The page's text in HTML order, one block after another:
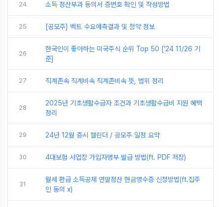
24 소득 정산부과 동의서 증번호 확인 및 작성방법
25 [공모주] 벡트 수요예측결과 및 청약 정보
26
한국인이 좋아하는 미국주식 순위 Top 50 ['24 11/26 기
준]
27 직계존속 직계비속 직계존비속 뜻, 범위 정리
28
2025년 기초생활수급자 조건과 기초생활수급비 지원 혜택
정리
29 24년 12월 증시 캘린더 / 공모주 일정 요약
30 4대보험 사업장 가입자명부 발급 방법(ft. PDF 저장)
31
월세 환급 소득공제 연말정산 현금영수증 신청방법(ft.집주
인 동의 x)